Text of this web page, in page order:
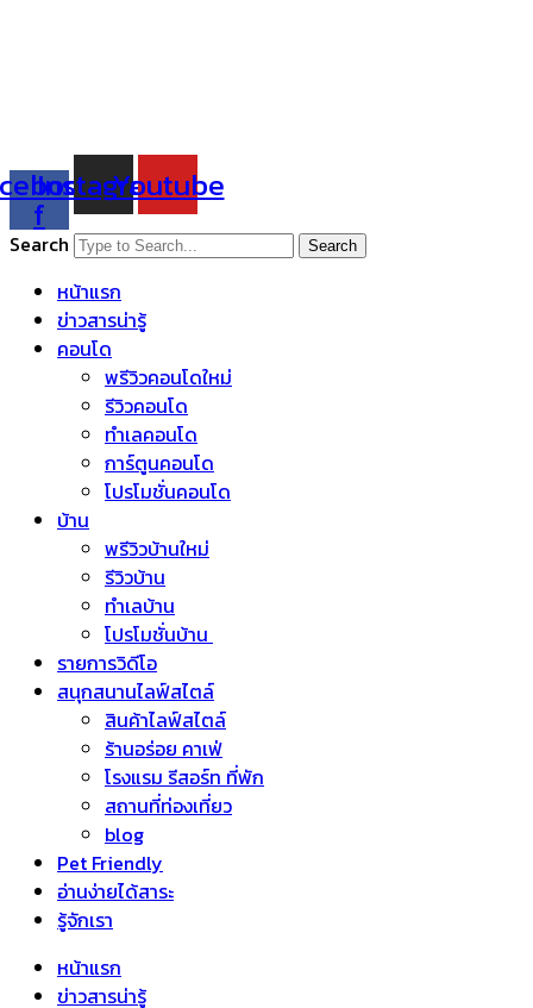
f
Instagram
Youtube
Search Search
หน้าแรก
ข่าวสารน่ารู้
คอนโด
พรีวิวคอนโดใหม่
รีวิวคอนโด
ทำเลคอนโด
การ์ตูนคอนโด
โปรโมชั่นคอนโด
บ้าน
พรีวิวบ้านใหม่
รีวิวบ้าน
ทำเลบ้าน
โปรโมชั่นบ้าน
รายการวิดีโอ
สนุกสนานไลฟ์สไตล์
สินค้าไลฟ์สไตล์
ร้านอร่อย คาเฟ่
โรงแรม รีสอร์ท ที่พัก
สถานที่ท่องเที่ยว
blog
Pet Friendly
อ่านง่ายได้สาระ
รู้จักเรา
หน้าแรก
ข่าวสารน่ารู้